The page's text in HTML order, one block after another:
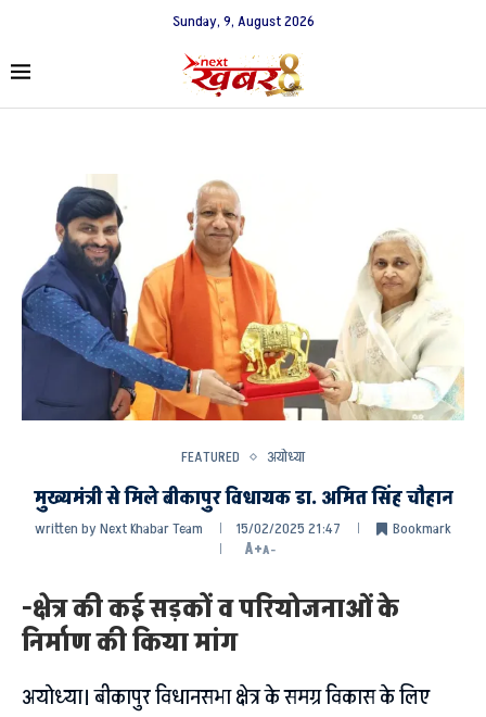
Sunday, 9, August 2026
FEATURED अयोध्या
मुख्यमंत्री से मिले बीकापुर विधायक डा. अमित सिंह चौहान
written byNext Khabar Team 15/02/2025 21:47
Bookmark
A+A-
-क्षेत्र की कई सड़कों व परियोजनाओं के
निर्माण की किया मांग
अयोध्या। बीकापुर विधानसभा क्षेत्र के समग्र विकास के लिए